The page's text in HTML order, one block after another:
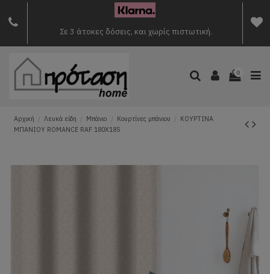
Σε 3 άτοκες δόσεις, και χωρίς πιστωτική.
0
Αρχική Λευκά είδη Μπάνιο Κουρτίνες μπάνιου
ΚΟΥΡΤΙΝΑ
ΜΠΑΝΙΟΥ ROMANCE RAF 180X185